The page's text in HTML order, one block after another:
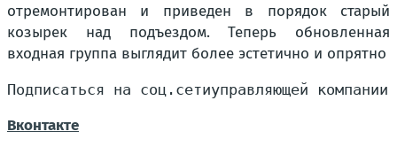
отремонтирован и приведен в порядок старый
козырек над подъездом. Теперь обновленная
входная группа выглядит более эстетично и опрятно
Подписаться на соц.сетиуправляющей компании
Вконтакте